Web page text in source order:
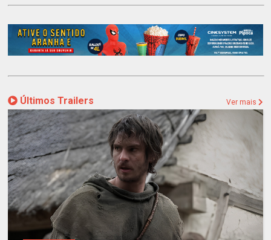
Últimos Trailers Ver mais